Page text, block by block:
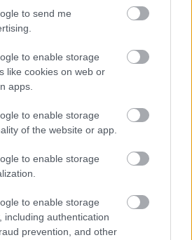
to send me
to enable storage
like cookies on web or
apps.
to enable storage
of the website or app.
to enable storage
to enable storage
including authentication
prevention, and other
és elfogadom az